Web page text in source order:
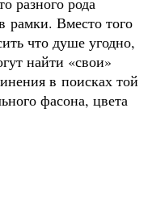
рамки. Вместо того
что душе угодно,
найти «свои»
в поисках той
фасона, цвета